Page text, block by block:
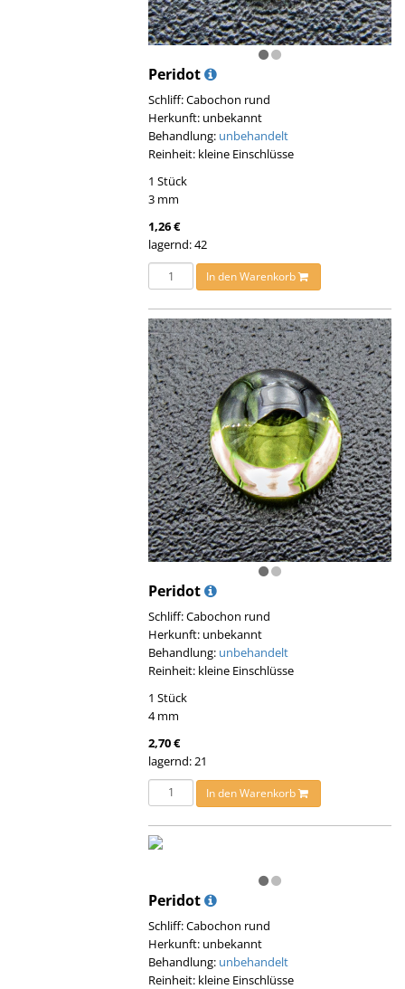
Peridot
Schliff: Cabochon rund
Herkunft: unbekannt
Behandlung: unbehandelt
Reinheit: kleine Einschlüsse
1 Stück
3 mm
1,26 €
lagernd: 42
In den Warenkorb
Peridot
Schliff: Cabochon rund
Herkunft: unbekannt
Behandlung: unbehandelt
Reinheit: kleine Einschlüsse
1 Stück
4 mm
2,70 €
lagernd: 21
In den Warenkorb
Peridot
Schliff: Cabochon rund
Herkunft: unbekannt
Behandlung: unbehandelt
Reinheit: kleine Einschlüsse